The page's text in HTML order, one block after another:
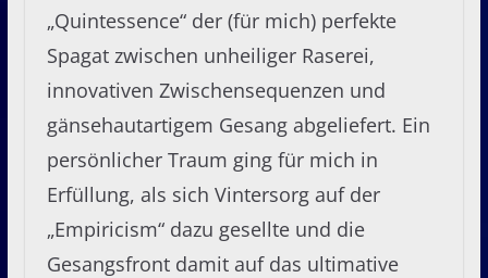
„Quintessence“ der (für mich) perfekte
Spagat zwischen unheiliger Raserei,
innovativen Zwischensequenzen und
gänsehautartigem Gesang abgeliefert. Ein
persönlicher Traum ging für mich in
Erfüllung, als sich Vintersorg auf der
„Empiricism“ dazu gesellte und die
Gesangsfront damit auf das ultimative